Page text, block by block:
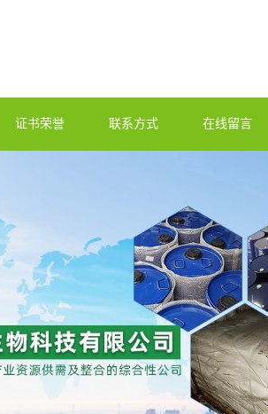
证书荣誉 联系方式 在线留言